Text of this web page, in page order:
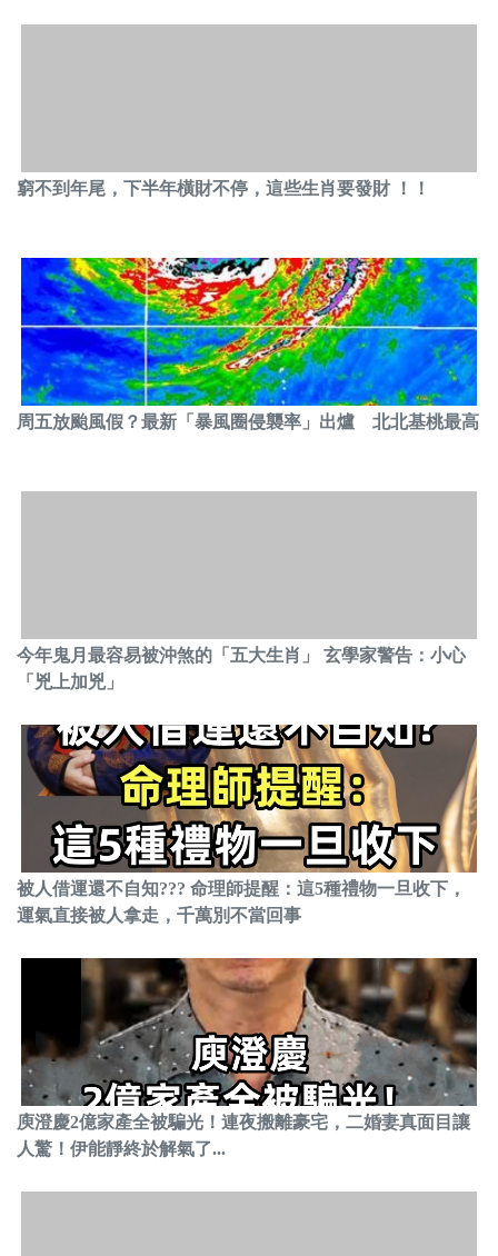
窮不到年尾，下半年橫財不停，這些生肖要發財 ！！
周五放颱風假？最新「暴風圈侵襲率」出爐 北北基桃最高
今年鬼月最容易被沖煞的「五大生肖」 玄學家警告：小心
「兇上加兇」
被人借運還不自知??? 命理師提醒：這5種禮物一旦收下，
運氣直接被人拿走，千萬別不當回事
庾澄慶2億家產全被騙光！連夜搬離豪宅，二婚妻真面目讓
人驚！伊能靜終於解氣了...